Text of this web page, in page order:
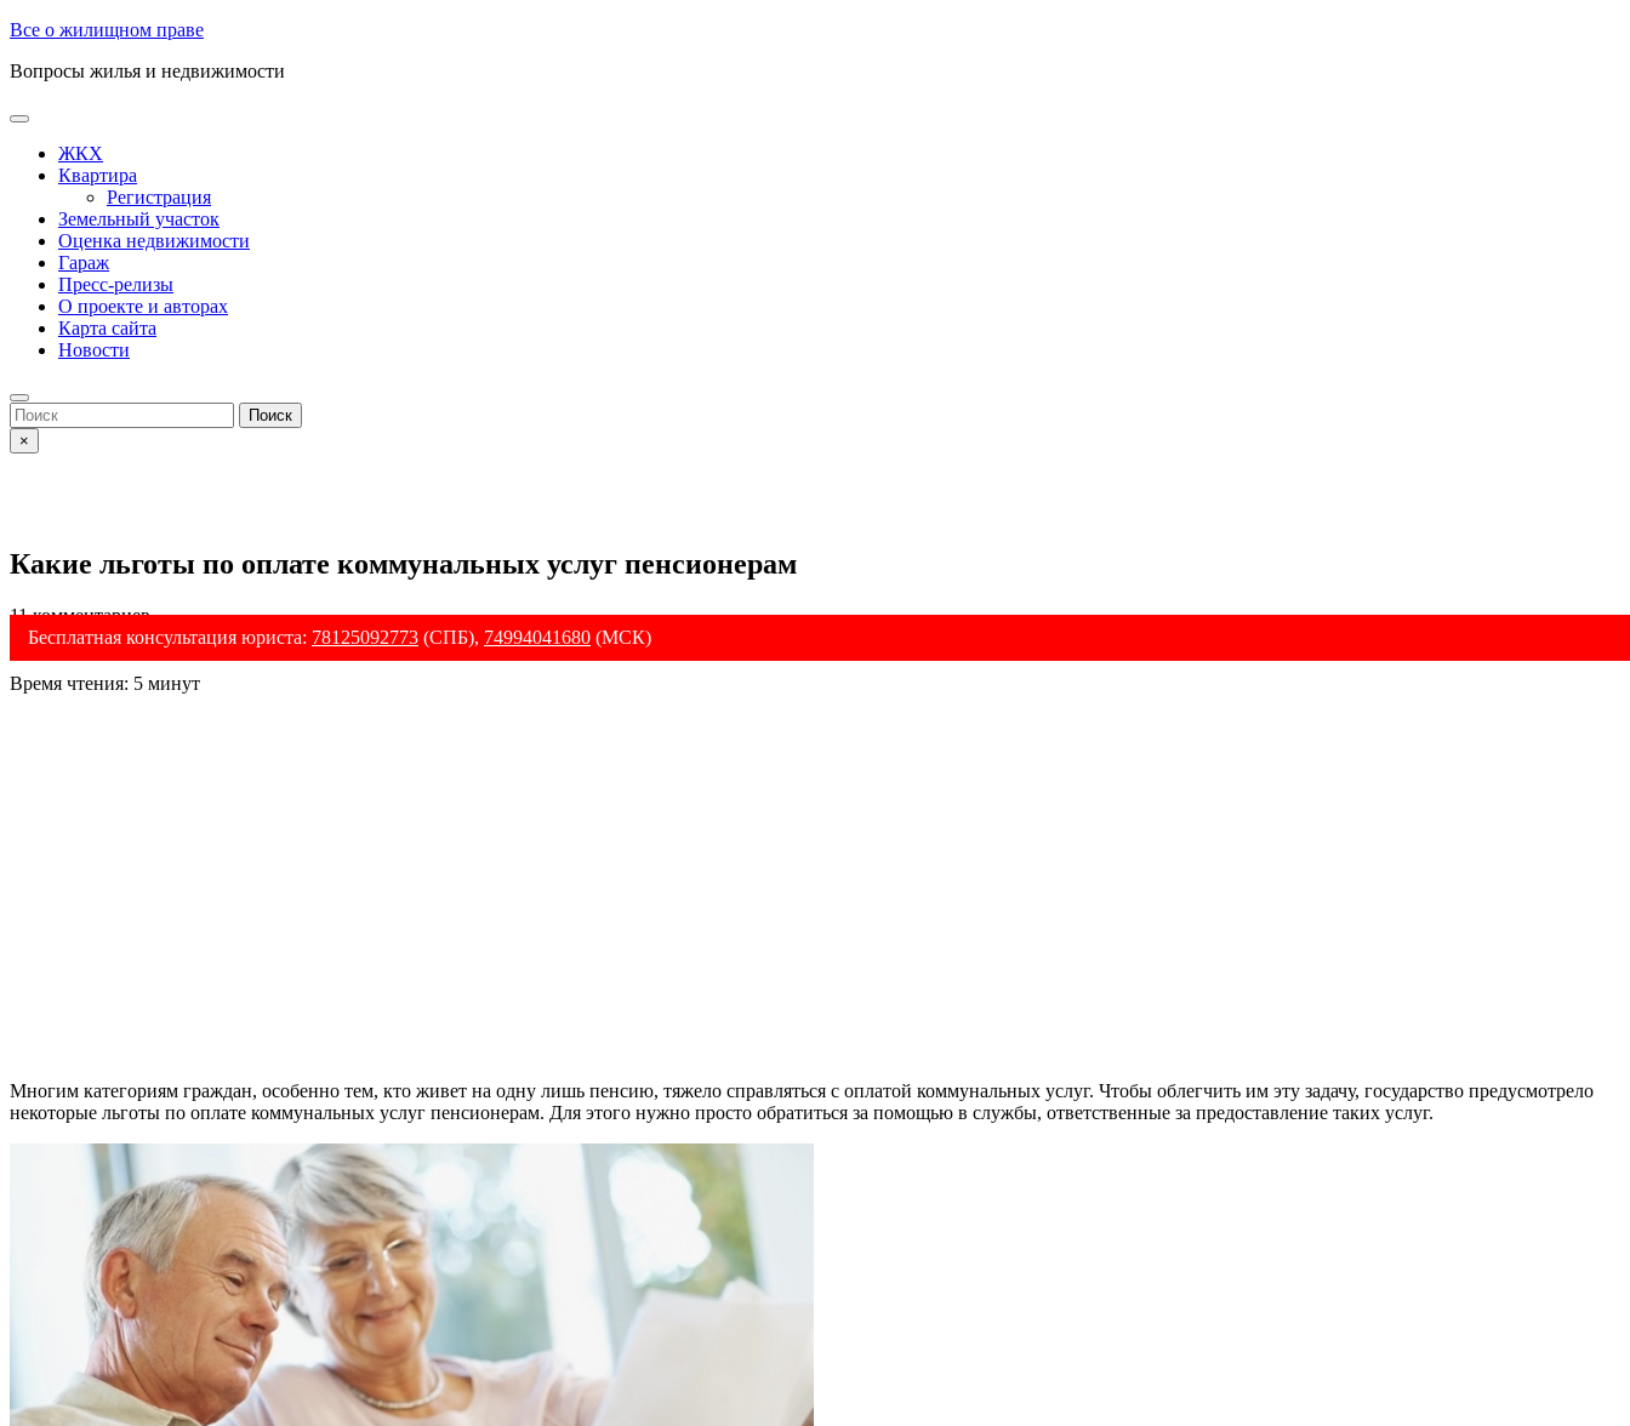
Skip
content
Все о жилищном праве
Вопросы жилья и недвижимости
Open
ButtonЖКХ
Квартира
Регистрация
Земельный участок
Оценка недвижимости
Гараж
Пресс-релизы
О проекте и авторах
Карта сайта
Новости
Close
Button
Search
for:
×
Какие льготы по оплате коммунальных услуг пенсионерам
11 комментариев
Бесплатная консультация юриста: 78125092773 (СПБ), 74994041680 (МСК)
Время чтения: 5 минут
Многим категориям граждан, особенно тем, кто живет на одну лишь пенсию, тяжело справляться с оплатой коммунальных услуг. Чтобы облегчить им эту задачу, государство предусмотрело
некоторые льготы по оплате коммунальных услуг пенсионерам. Для этого нужно просто обратиться за помощью в службы, ответственные за предоставление таких услуг.